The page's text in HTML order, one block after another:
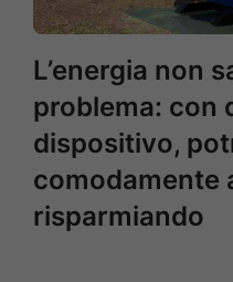
L’energia non
problema: con
dispositivo,
comodamente
risparmiando